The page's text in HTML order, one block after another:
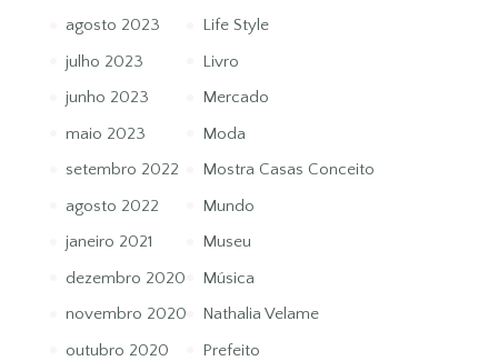
agosto 2023
julho 2023
junho 2023
maio 2023
setembro 2022
agosto 2022
janeiro 2021
dezembro 2020
novembro 2020
outubro 2020
Life Style
Livro
Mercado
Moda
Mostra Casas Conceito
Mundo
Museu
Música
Nathalia Velame
Prefeito